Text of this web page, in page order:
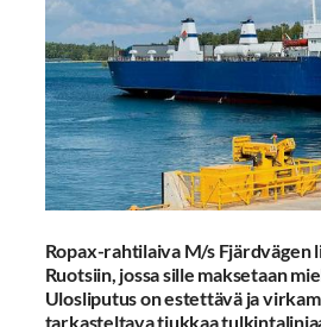
Ropax-rahtilaiva M/s Fjärdvägen
Ruotsiin, jossa sille maksetaan
Ulosliputus on estettävä ja
tarkasteltava tiukkaa